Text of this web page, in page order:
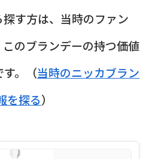
す方は、当時のファン
のブランデーの持つ価値
。（当時のニッカブラン
を探る）